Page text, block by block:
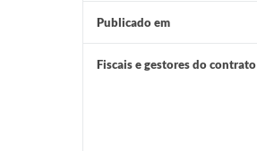
Publicado em
Fiscais e gestores do contrato